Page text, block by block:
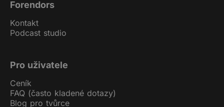
Forendors
Kontakt
Podcast studio
Pro uživatele
Ceník
FAQ (často kladené dotazy)
Blog pro tvůrce